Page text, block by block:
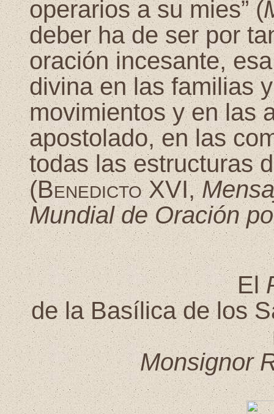
operarios a su mies” (
deber ha de ser por
oración incesante,
divina en las familias
movimientos y en las
apostolado, en las
todas las estructuras
(Benedicto XVI,
Mundial de Oración
El
de la Basílica de los
Monsignor